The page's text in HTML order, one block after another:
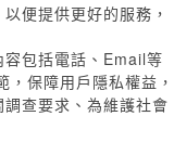
便提供更好的服務，
包括電話、Email等
保障用戶隱私權益，
查要求、為維護社會